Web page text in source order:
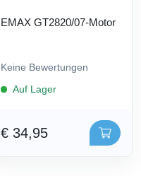
EMAX GT2820/07-Motor
Keine Bewertungen
Auf Lager
€ 34,95